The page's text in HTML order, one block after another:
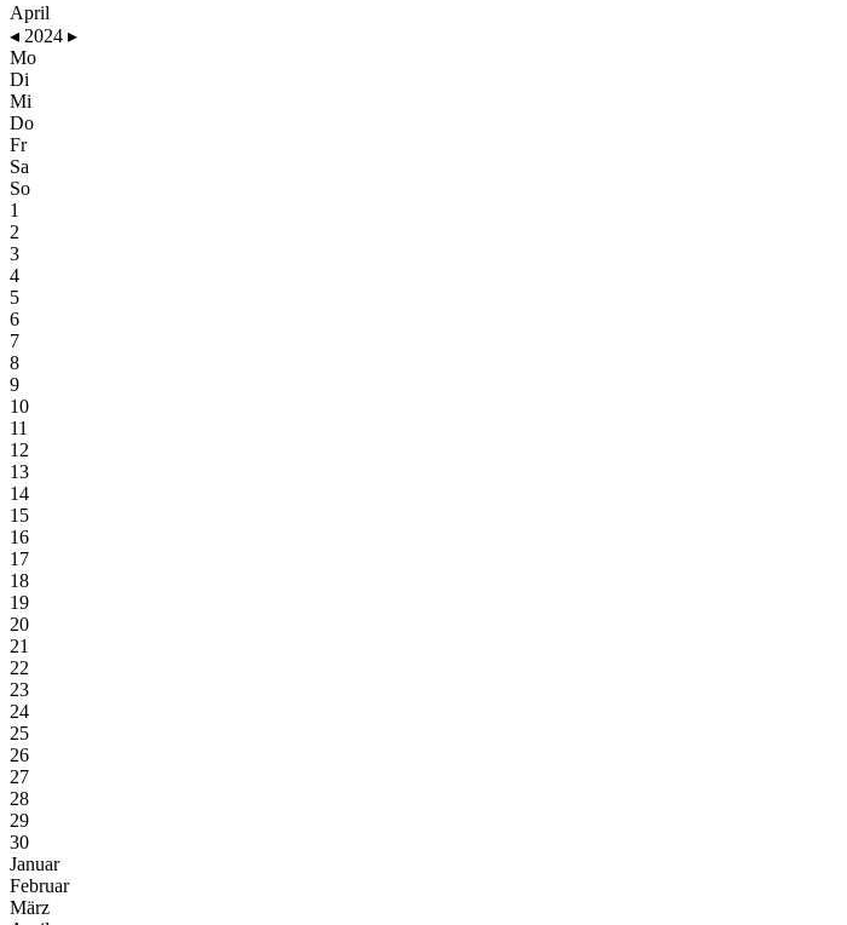
April
◂ 2024 ▸
Mo
Di
Mi
Do
Fr
Sa
So
1
2
3
4
5
6
7
8
9
10
11
12
13
14
15
16
17
18
19
20
21
22
23
24
25
26
27
28
29
30
Januar
Februar
März